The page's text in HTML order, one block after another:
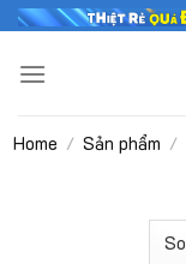
Skip
content
Home / Sản phẩm /